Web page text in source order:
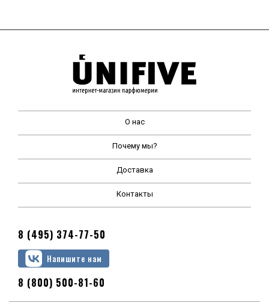
О нас
Почему мы?
Доставка
Контакты
8 (495) 374-77-50
Напишите нам
8 (800) 500-81-60